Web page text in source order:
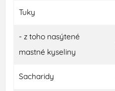
Tuky
- z toho nasýtené
mastné kyseliny
Sacharidy